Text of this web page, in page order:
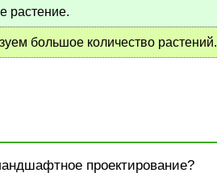
растение.
большое количество растений.